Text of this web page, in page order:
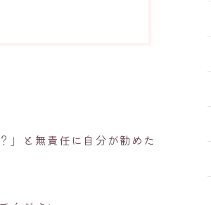
」と無責任に自分が勧めた